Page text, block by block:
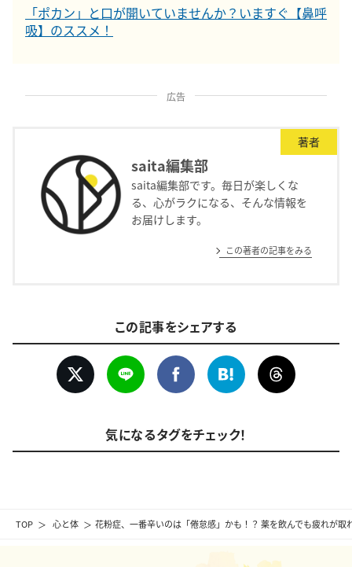
TOP 心と体 花粉症、一番辛いのは「倦怠感」かも！？ 薬を飲んでも疲れが
「ポカン」と口が開いていませんか？いますぐ【鼻呼
吸】のススメ！
広告
著者
saita編集部
saita編集部です。毎日が楽しくな
る、心がラクになる、そんな情報を
お届けします。
この著者の記事をみる
この記事をシェアする
気になるタグをチェック！